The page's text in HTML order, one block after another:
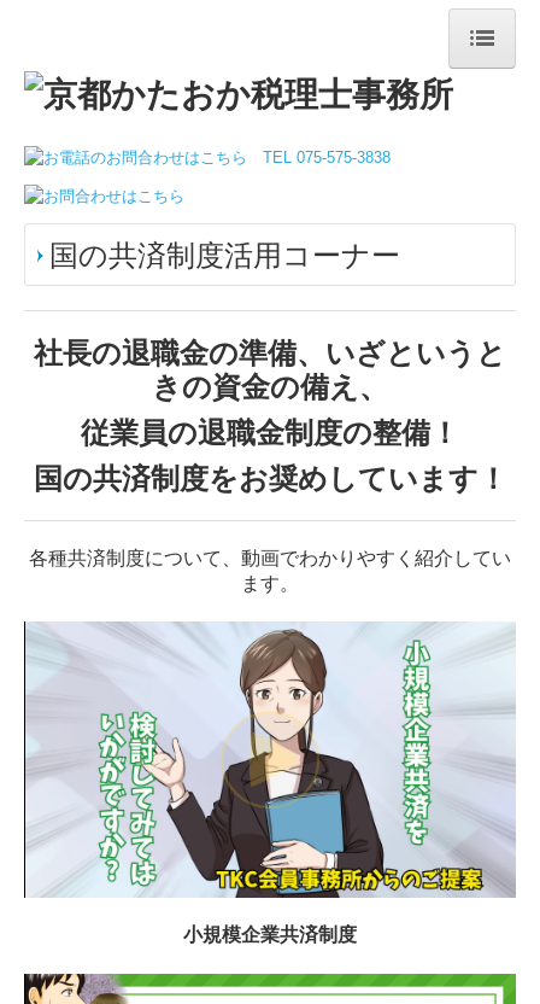
トップページ
当事務所について
事務所紹介
ご挨拶
経営ビジョン・経営理念
事務所概要
アクセスマップ
業務案内
観光業界の皆さまへ
契約プランについて
やさしい会計・税務・マーケティング入門
関与先向け融資商品ご紹介
所得税の改正
リンク
ＴＫＣリンク集
国の共済制度活用コーナー
社長の退職金の準備、いざというと
きの資金の備え、
従業員の退職金制度の整備！
国の共済制度をお奨めしています！
各種共済制度について、動画でわかりやすく紹介してい
ます。
小規模企業共済制度